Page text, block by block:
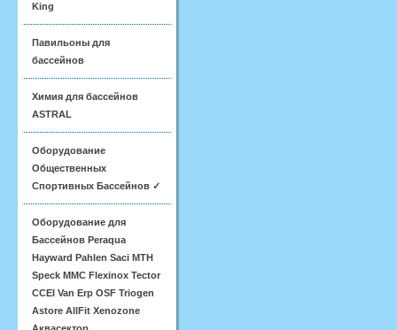
King
Павильоны для
бассейнов
Химия для бассейнов
ASTRAL
Оборудование
Общественных
Спортивных Бассейнов ✓
Оборудование для
Бассейнов Peraqua
Hayward Pahlen Saci MTH
Speck MMC Flexinox Tector
CCEI Van Erp OSF Triogen
Astore AllFit Xenozone